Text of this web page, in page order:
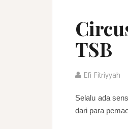
TSB
Efi Fitriyyah
Selalu ada
dari para